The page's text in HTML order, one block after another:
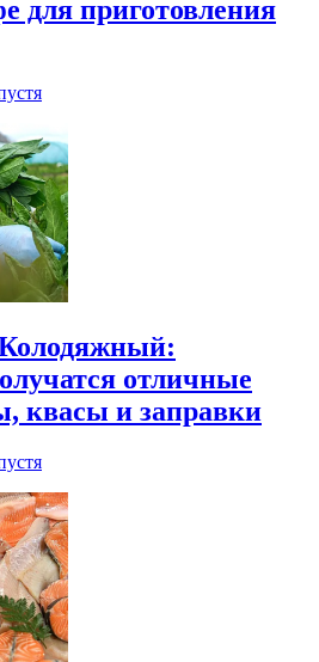
для приготовления
отличные
квасы и заправки